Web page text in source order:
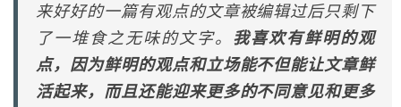
来好好的一篇有观点的文章被编辑过后只剩下
了一堆食之无味的文字。 我喜欢有鲜明的观
点，因为鲜明的观点和立场能不但能让文章鲜
活起来，而且还能迎来更多的不同意见和更多